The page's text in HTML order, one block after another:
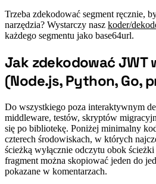
Trzeba zdekodować segment ręcznie,
narzędzia? Wystarczy nasz koder/
każdego segmentu jako base64url.
#
Jak zdekodować JWT
(Node.js, Python, Go,
Do wszystkiego poza interaktywnym
middleware, testów, skryptów
się po bibliotekę. Poniżej minimalny
czterech środowiskach, w których
ścieżką wyłącznie odczytu obok
fragment można skopiować jeden do
pokazane w komentarzach.